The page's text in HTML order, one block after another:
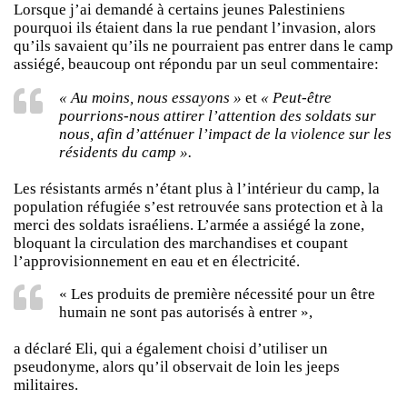
Lorsque j’ai demandé à certains jeunes Palestiniens
pourquoi ils étaient dans la rue pendant l’invasion, alors
qu’ils savaient qu’ils ne pourraient pas entrer dans le camp
assiégé, beaucoup ont répondu par un seul commentaire:
« Au moins, nous essayons » et « Peut-être
pourrions-nous attirer l’attention des soldats sur
nous, afin d’atténuer l’impact de la violence sur les
résidents du camp ».
Les résistants armés n’étant plus à l’intérieur du camp, la
population réfugiée s’est retrouvée sans protection et à la
merci des soldats israéliens. L’armée a assiégé la zone,
bloquant la circulation des marchandises et coupant
l’approvisionnement en eau et en électricité.
« Les produits de première nécessité pour un être
humain ne sont pas autorisés à entrer »,
a déclaré Eli, qui a également choisi d’utiliser un
pseudonyme, alors qu’il observait de loin les jeeps
militaires.